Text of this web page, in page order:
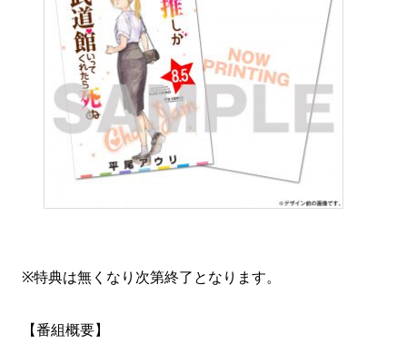
※特典は無くなり次第終了となります。
【番組概要】